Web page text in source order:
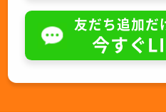
友だち追加だ
今すぐ